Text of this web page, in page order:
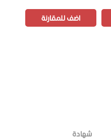
اضف للمقارنة
شهادة